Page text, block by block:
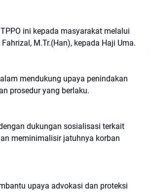
ini kepada masyarakat melalui
M.Tr.(Han), kepada Haji Uma.
mendukung upaya penindakan
prosedur yang berlaku.
dukungan sosialisasi terkait
meminimalisir jatuhnya korban
upaya advokasi dan proteksi